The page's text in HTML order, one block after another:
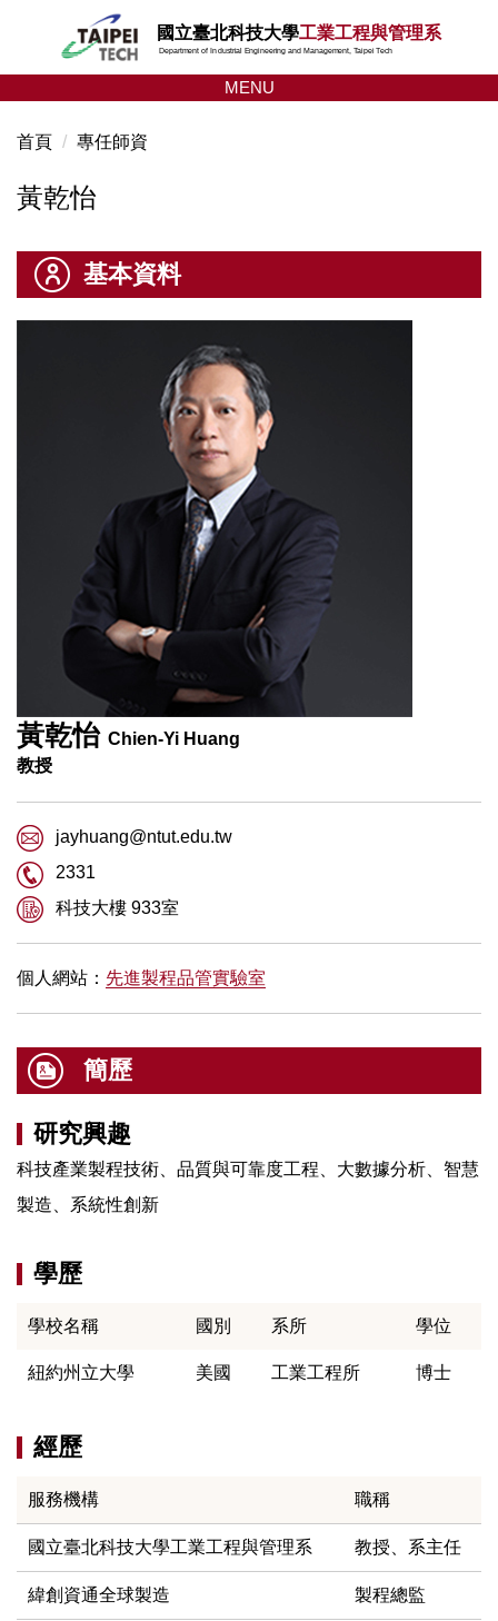
主
要
容
國立臺北科技大學工業工程與管理系
Department of Industrial Engineering and Management, Taipei Tech
MENU
首頁 專任師資
黃乾怡
基本資料
黃乾怡 Chien-Yi Huang
教授
jayhuang@ntut.edu.tw
2331
科技大樓 933室
個人網站： 先進製程品管實驗室
簡歷
研究興趣
科技產業製程技術、品質與可靠度工程、大數據分析、智慧
製造、系統性創新
學歷
學校名稱 國別 系所 學位
紐約州立大學 美國 工業工程所 博士
經歷
服務機構 職稱
國立臺北科技大學工業工程與管理系 教授、系主任
緯創資通全球製造 製程總監